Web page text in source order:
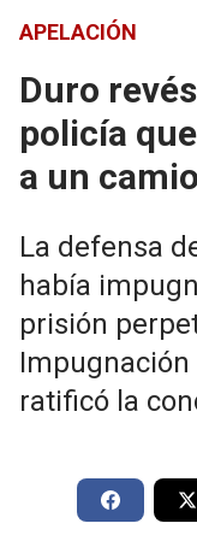
APELACIÓN
Duro
policía
a un
La defensa
había
prisión
ratificó la